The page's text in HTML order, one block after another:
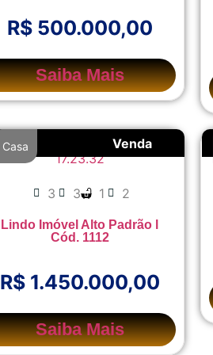
R$ 500.000,00
Saiba Mais
Venda
Casa
3 3 1 2
Lindo Imóvel Alto Padrão l
Cód. 1112
R$ 1.450.000,00
Saiba Mais